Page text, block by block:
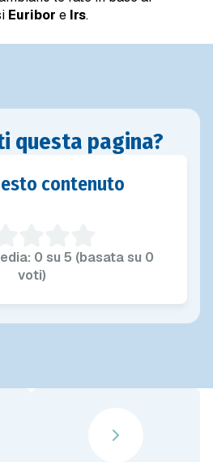
Euribor e Irs.
questa pagina?
contenuto
0 su 5 (basata su 0
voti)